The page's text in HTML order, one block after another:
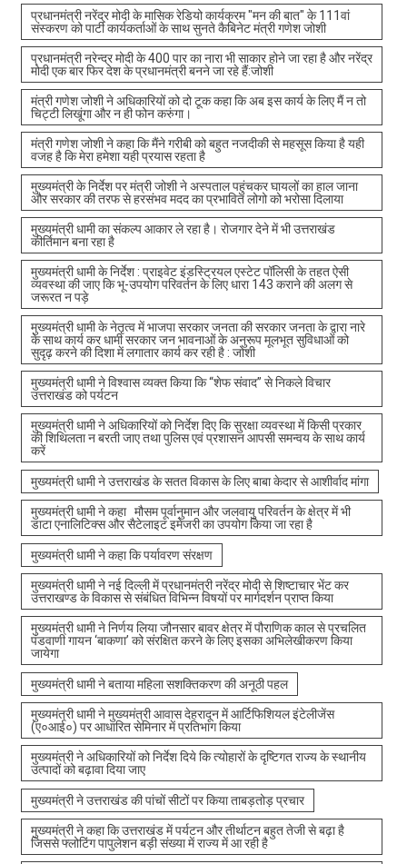
प्रधानमंत्री नरेंद्र मोदी के मासिक रेडियो कार्यक्रम "मन की बात" के 111वां
संस्करण को पार्टी कार्यकर्ताओं के साथ सुनते कैबिनेट मंत्री गणेश जोशी
प्रधानमंत्री नरेन्द्र मोदी के 400 पार का नारा भी साकार होने जा रहा है और नरेंद्र
मोदी एक बार फिर देश के प्रधानमंत्री बनने जा रहे हैं:जोशी
मंत्री गणेश जोशी ने अधिकारियों को दो टूक कहा कि अब इस कार्य के लिए मैं न तो
चिट्टी लिखूंगा और न ही फोन करुंगा।
मंत्री गणेश जोशी ने कहा कि मैंने गरीबी को बहुत नजदीकी से महसूस किया है यही
वजह है कि मेरा हमेशा यही प्रयास रहता है
मुख्यमंत्री के निर्देश पर मंत्री जोशी ने अस्पताल पहुंचकर घायलों का हाल जाना
और सरकार की तरफ से हरसंभव मदद का प्रभावित लोगो को भरोसा दिलाया
मुख्यमंत्री धामी का संकल्प आकार ले रहा है। रोजगार देने में भी उत्तराखंड
कीर्तिमान बना रहा है
मुख्यमंत्री धामी के निर्देश : प्राइवेट इंडस्ट्रियल एस्टेट पॉलिसी के तहत ऐसी
व्यवस्था की जाए कि भू-उपयोग परिवर्तन के लिए धारा 143 कराने की अलग से
जरूरत न पड़े
मुख्यमंत्री धामी के नेतृत्व में भाजपा सरकार जनता की सरकार जनता के द्वारा नारे
के साथ कार्य कर धामी सरकार जन भावनाओं के अनुरूप मूलभूत सुविधाओं को
सुदृढ़ करने की दिशा में लगातार कार्य कर रही है : जोशी
मुख्यमंत्री धामी ने विश्वास व्यक्त किया कि “शेफ संवाद” से निकले विचार
उत्तराखंड को पर्यटन
मुख्यमंत्री धामी ने अधिकारियों को निर्देश दिए कि सुरक्षा व्यवस्था में किसी प्रकार
की शिथिलता न बरती जाए तथा पुलिस एवं प्रशासन आपसी समन्वय के साथ कार्य
करें
मुख्यमंत्री धामी ने उत्तराखंड के सतत विकास के लिए बाबा केदार से आशीर्वाद मांगा
मुख्यमंत्री धामी ने कहा मौसम पूर्वानुमान और जलवायु परिवर्तन के क्षेत्र में भी
डाटा एनालिटिक्स और सैटेलाइट इमेजरी का उपयोग किया जा रहा है
मुख्यमंत्री धामी ने कहा कि पर्यावरण संरक्षण
मुख्यमंत्री धामी ने नई दिल्ली में प्रधानमंत्री नरेंद्र मोदी से शिष्टाचार भेंट कर
उत्तराखण्ड के विकास से संबंधित विभिन्न विषयों पर मार्गदर्शन प्राप्त किया
मुख्यमंत्री धामी ने निर्णय लिया जौनसार बावर क्षेत्र में पौराणिक काल से प्रचलित
पंडवाणी गायन ‘बाकणा’ को संरक्षित करने के लिए इसका अभिलेखीकरण किया
जायेगा
मुख्यमंत्री धामी ने बताया महिला सशक्तिकरण की अनूठी पहल
मुख्यमंत्री धामी ने मुख्यमंत्री आवास देहरादून में आर्टिफिशियल इंटेलीजेंस
(ए०आई०) पर आधारित सेमिनार में प्रतिभाग किया
मुख्यमंत्री ने अधिकारियों को निर्देश दिये कि त्योहारों के दृष्टिगत राज्य के स्थानीय
उत्पादों को बढ़ावा दिया जाए
मुख्यमंत्री ने उत्तराखंड की पांचों सीटों पर किया ताबड़तोड़ प्रचार
मुख्यमंत्री ने कहा कि उत्तराखंड में पर्यटन और तीर्थाटन बहुत तेजी से बढ़ा है
जिससे फ्लोटिंग पापुलेशन बड़ी संख्या में राज्य में आ रही है